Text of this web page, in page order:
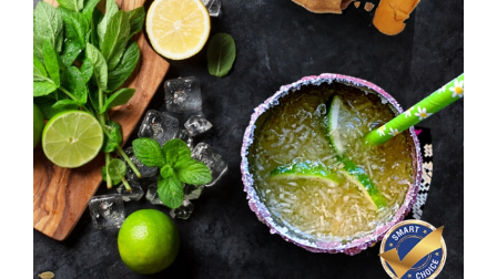
Larger
Image